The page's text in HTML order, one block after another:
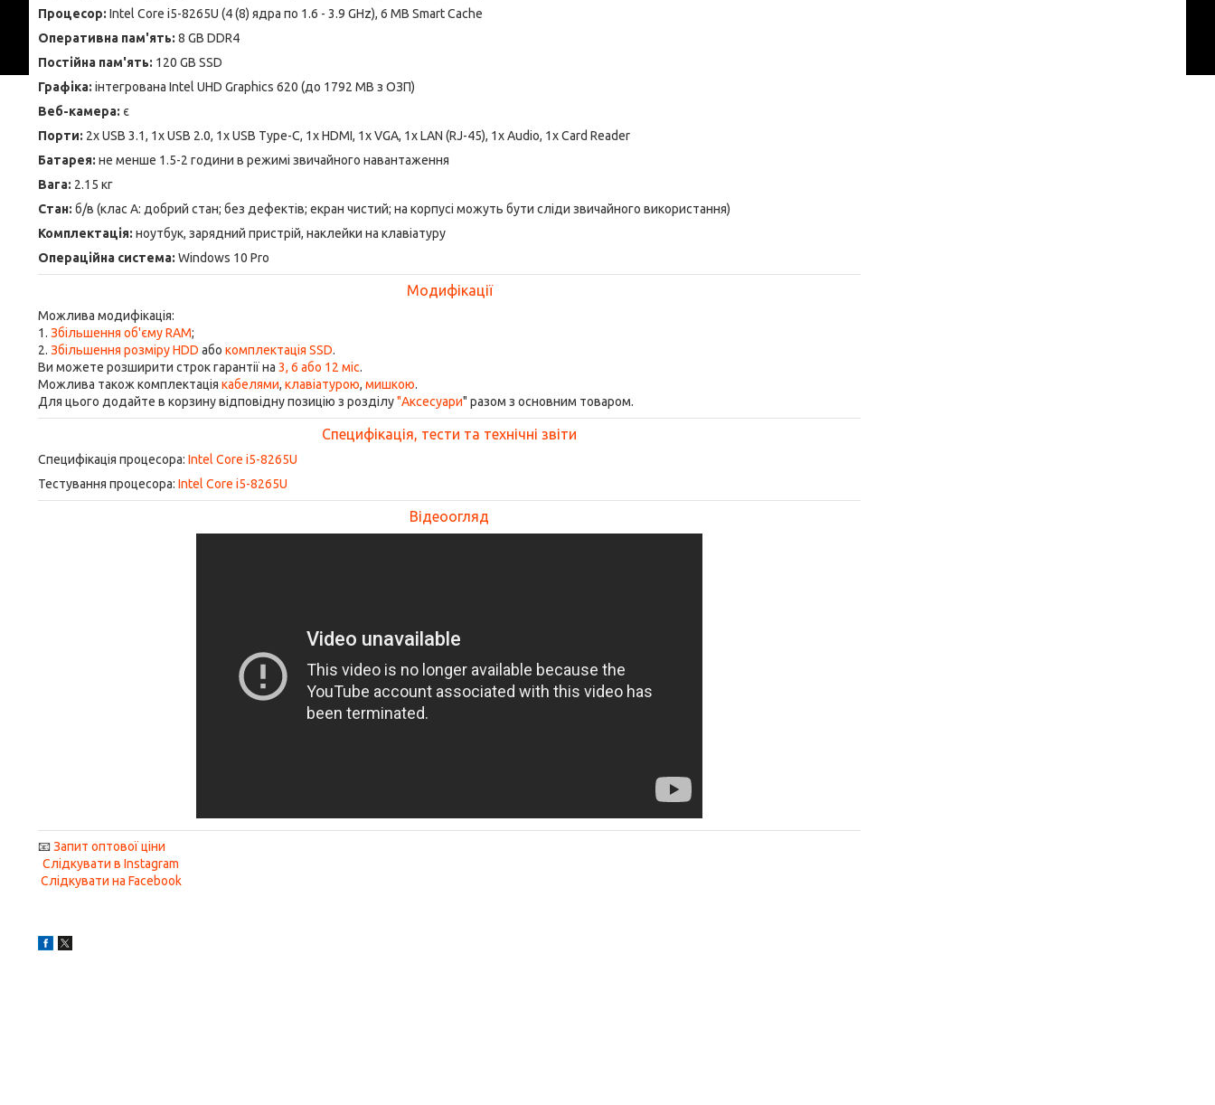
Процесор: Intel Core i5-8265U (4 (8) ядра по 1.6 - 3.9 GHz), 6 MB Smart Cache
Оперативна пам'ять: 8 GB DDR4
Постійна пам'ять: 120 GB SSD
Графіка: інтегрована Intel UHD Graphics 620 (до 1792 MB з ОЗП)
Веб-камера: є
Порти: 2x USB 3.1, 1x USB 2.0, 1x USB Type-C, 1x HDMI, 1x VGA, 1x LAN (RJ-45), 1x Audio, 1x Card Reader
Батарея: не менше 1.5-2 години в режимі звичайного навантаження
Вага: 2.15 кг
Стан: б/в (клас А: добрий стан; без дефектів; екран чистий; на корпусі можуть бути сліди звичайного використання)
Комплектація: ноутбук, зарядний пристрій, наклейки на клавіатуру
Операційна система: Windows 10 Pro
Модифікації
Можлива модифікація:
1. Збільшення об'єму RAM;
2. Збільшення розміру HDD або комплектація SSD.
Ви можете розширити строк гарантії на 3, 6 або 12 міс.
Можлива також комплектація кабелями, клавіатурою, мишкою.
Для цього додайте в корзину відповідну позицію з розділу"Аксесуари" разом з основним товаром.
Специфікація, тести та технічні звіти
Специфікація процесора: Intel Core i5-8265U
Тестування процесора: Intel Core i5-8265U
Відеоогляд
📧Запит оптової ціни
Слідкувати в Instagram
Слідкувати на Facebook